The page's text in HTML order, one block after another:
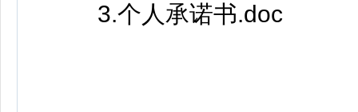
3.个人承诺书.doc